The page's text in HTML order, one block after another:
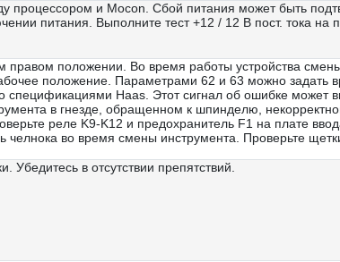
процессором и Mocon. Сбой питания может быть
питания. Выполните тест +12 / 12 В пост. тока на
правом положении. Во время работы устройства
положение. Параметрами 62 и 63 можно задать
спецификациями Haas. Этот сигнал об ошибке может
в гнезде, обращенном к шпинделю,
реле K9-K12 и предохранитель F1 на плате
челнока во время смены инструмента. Проверьте
в отсутствии препятствий.